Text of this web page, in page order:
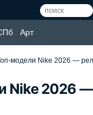
Арт
модели Nike 2026 —
Nike 2026